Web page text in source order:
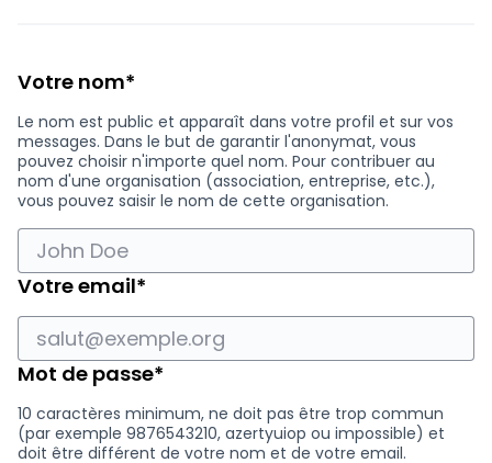
Votre nom*
Le nom est public et apparaît dans votre profil et sur vos
messages. Dans le but de garantir l'anonymat, vous
pouvez choisir n'importe quel nom. Pour contribuer au
nom d'une organisation (association, entreprise, etc.),
vous pouvez saisir le nom de cette organisation.
Votre email*
Mot de passe*
10 caractères minimum, ne doit pas être trop commun
(par exemple 9876543210, azertyuiop ou impossible) et
doit être différent de votre nom et de votre email.